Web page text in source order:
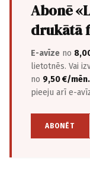
Abonē
drukātā
E-avīze no
lietotnēs. Vai
no 9,50 €/mēn.
pieeju arī e-
ABONĒT